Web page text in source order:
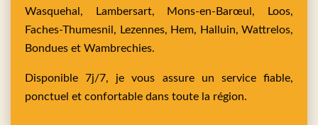
Wasquehal,
Lambersart, Mons-en-Barœul,
Loos,
Faches-Thumesnil, Lezennes, Hem, Halluin, Wattrelos,
Bondues et Wambrechies.
Disponible 7j/7, je vous assure un service fiable,
ponctuel et confortable dans toute la région.